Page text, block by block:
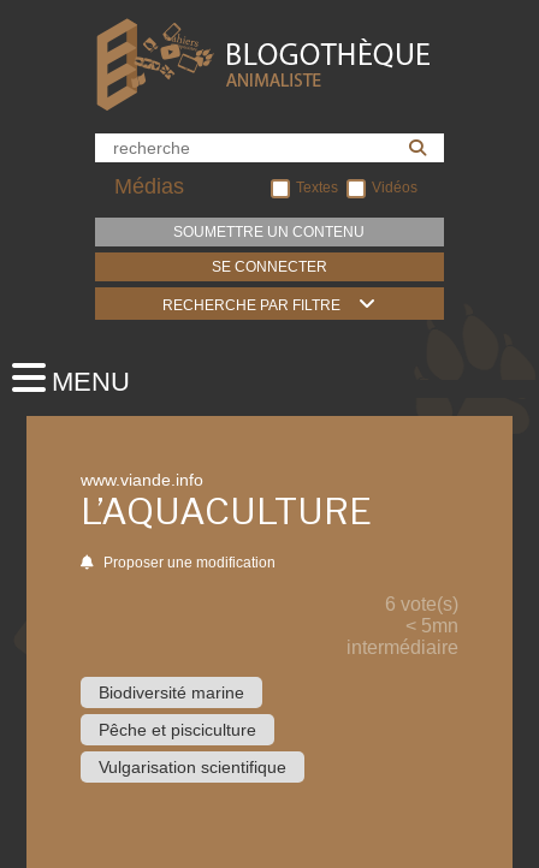
Médias Textes Vidéos
SOUMETTRE UN CONTENU
SE CONNECTER
RECHERCHE PAR FILTRE
www.viande.info
L’AQUACULTURE
Proposer une modification
6 vote(s)
< 5mn
intermédiaire
Biodiversité marine
Pêche et pisciculture
Vulgarisation scientifique